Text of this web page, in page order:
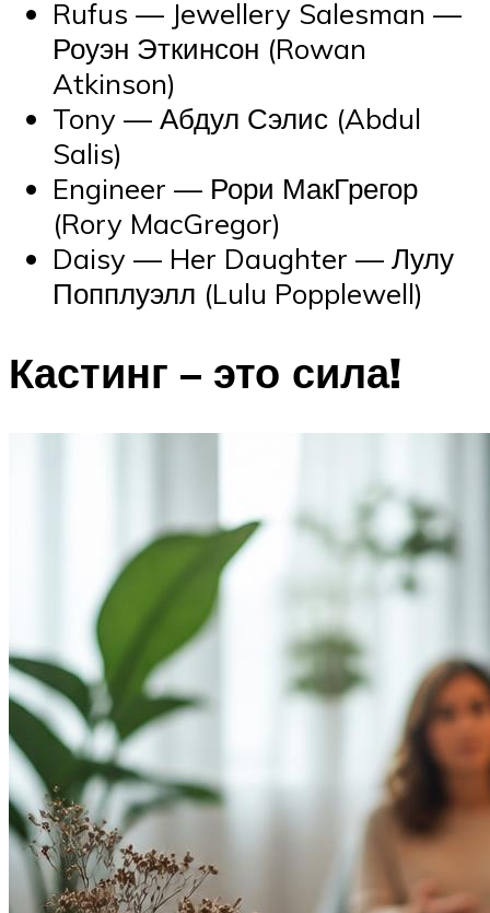
Rufus — Jewellery Salesman —
Роуэн Эткинсон (Rowan
Atkinson)
Tony — Абдул Сэлис (Abdul
Salis)
Engineer — Рори МакГрегор
(Rory MacGregor)
Daisy — Her Daughter — Лулу
Попплуэлл (Lulu Popplewell)
Кастинг – это сила!